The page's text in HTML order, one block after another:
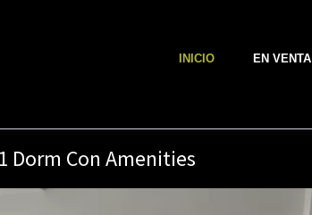
INICIO EN VENTA
Dorm Con Amenities